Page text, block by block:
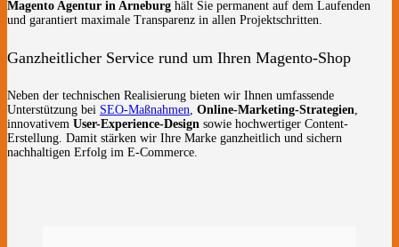
Magento Agentur in Arneburg hält Sie permanent auf dem Laufenden
und garantiert maximale Transparenz in allen Projektschritten.
Ganzheitlicher Service rund um Ihren Magento-Shop
Neben der technischen Realisierung bieten wir Ihnen umfassende
Unterstützung bei SEO-Maßnahmen, Online-Marketing-Strategien,
innovativem User-Experience-Design sowie hochwertiger Content-
Erstellung. Damit stärken wir Ihre Marke ganzheitlich und sichern
nachhaltigen Erfolg im E-Commerce.